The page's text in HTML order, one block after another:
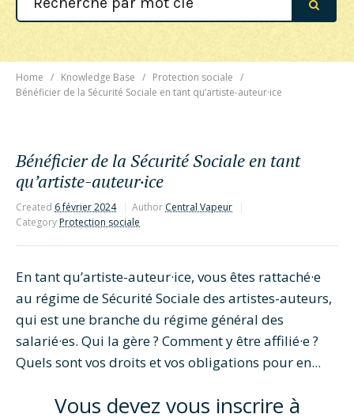
For
Home Knowledge Base
Protection sociale
Bénéficier de la Sécurité Sociale en tant qu’artiste-auteur·ice
Bénéficier de la Sécurité Sociale en tant
qu’artiste-auteur·ice
Created 6 février 2024 AuthorCentral Vapeur
CategoryProtection sociale
En tant qu’artiste-auteur·ice, vous êtes rattaché·e
au régime de Sécurité Sociale des artistes-auteurs,
qui est une branche du régime général des
salarié·es. Qui la gère ? Comment y être affilié·e ?
Quels sont vos droits et vos obligations pour en...
Vous devez vous inscrire à